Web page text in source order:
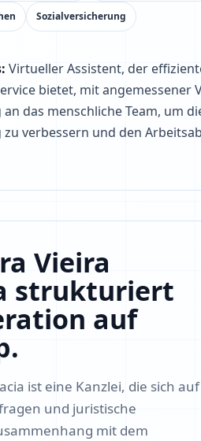
Sozialversicherung
Virtueller Assistent, der
bietet, mit angemessener
das menschliche Team, um
verbessern und den
Vieira
strukturiert
auf
ist eine Kanzlei, die sich auf
und juristische
mit dem